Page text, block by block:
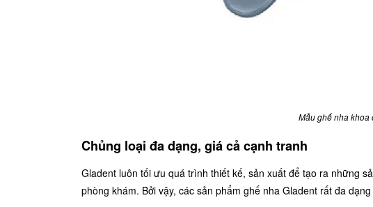
Mẫu ghế nha khoa
Chủng loại đa dạng, giá cả cạnh tranh
Gladent luôn tối ưu quá trình thiết kế, sản xuất để tạo ra những
phòng khám. Bởi vậy, các sản phẩm ghế nha Gladent rất đa